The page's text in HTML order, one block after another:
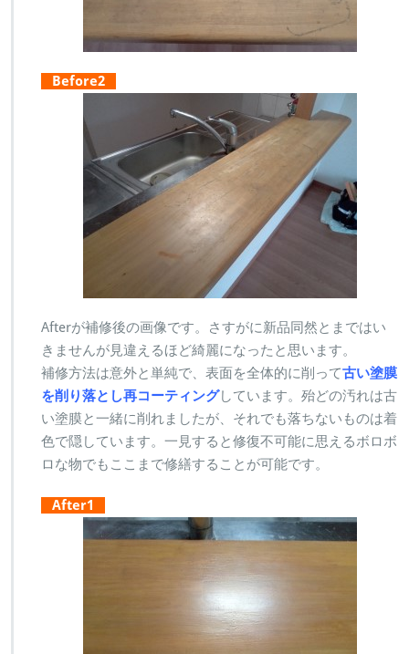
Before2
Afterが補修後の画像です。さすがに新品同然とまではい
きませんが見違えるほど綺麗になったと思います。
補修方法は意外と単純で、表面を全体的に削って古い塗膜
を削り落とし再コーティングしています。殆どの汚れは古
い塗膜と一緒に削れましたが、それでも落ちないものは着
色で隠しています。一見すると修復不可能に思えるボロボ
ロな物でもここまで修繕することが可能です。
After1